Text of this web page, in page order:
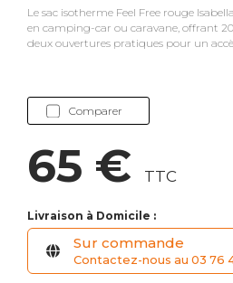
Le sac isotherme Feel Free rouge
en camping-car ou caravane, offrant
deux ouvertures pratiques pour un
Comparer
65 € TTC
Livraison à Domicile :
Sur commande
Contactez-nous au 03 76